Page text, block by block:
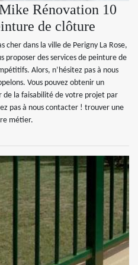
Rénovation 10
de clôture
cher dans la ville de Perigny La Rose,
proposer des services de peinture de
Alors, n’hésitez pas à nous
Vous pouvez obtenir un
de la faisabilité de votre projet par
pas à nous contacter ! trouver une
métier.